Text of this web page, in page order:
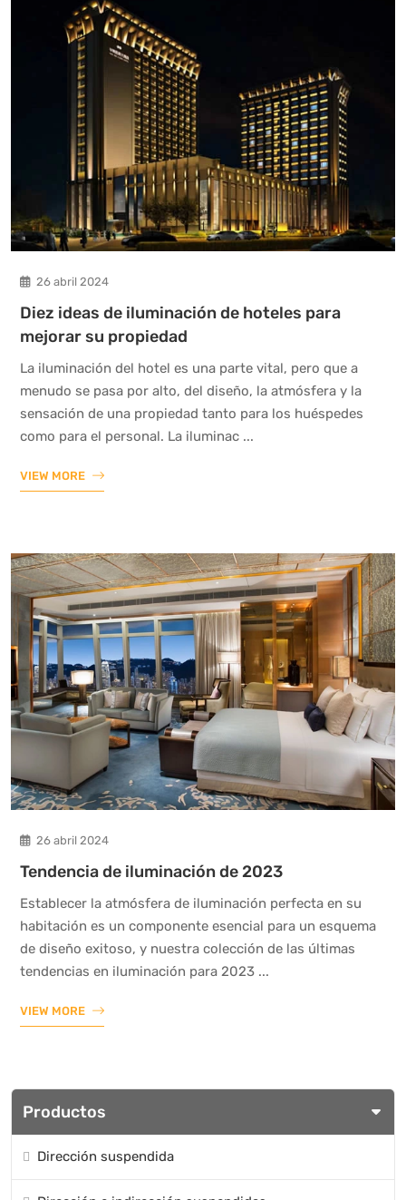
26 abril 2024
Diez ideas de iluminación de hoteles para
mejorar su propiedad
La iluminación del hotel es una parte vital, pero que a
menudo se pasa por alto, del diseño, la atmósfera y la
sensación de una propiedad tanto para los huéspedes
como para el personal. La iluminac ...
VIEW MORE
26 abril 2024
Tendencia de iluminación de 2023
Establecer la atmósfera de iluminación perfecta en su
habitación es un componente esencial para un esquema
de diseño exitoso, y nuestra colección de las últimas
tendencias en iluminación para 2023 ...
VIEW MORE
Productos
Dirección suspendida